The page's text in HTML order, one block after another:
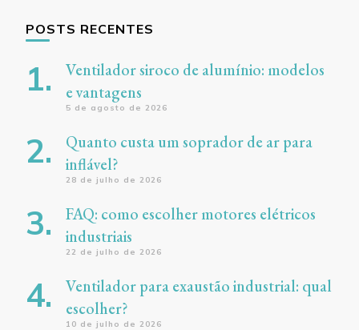
POSTS RECENTES
Ventilador siroco de alumínio: modelos
e vantagens
5 de agosto de 2026
Quanto custa um soprador de ar para
inflável?
28 de julho de 2026
FAQ: como escolher motores elétricos
industriais
22 de julho de 2026
Ventilador para exaustão industrial: qual
escolher?
10 de julho de 2026